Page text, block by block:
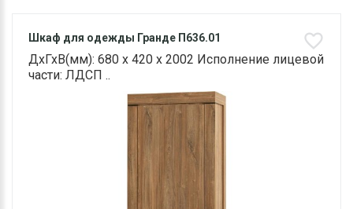
Шкаф для одежды Гранде П636.01
ДхГхВ(мм): 680 х 420 х 2002 Исполнение лицевой
части: ЛДСП ..